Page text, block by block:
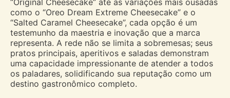
como o “Oreo Dream Extreme Cheesecake” e o
“Salted Caramel Cheesecake”, cada opção é um
testemunho da maestria e inovação que a marca
representa. A rede não se limita a sobremesas; seus
pratos principais, aperitivos e saladas demonstram
uma capacidade impressionante de atender a todos
os paladares, solidificando sua reputação como um
destino gastronômico completo.